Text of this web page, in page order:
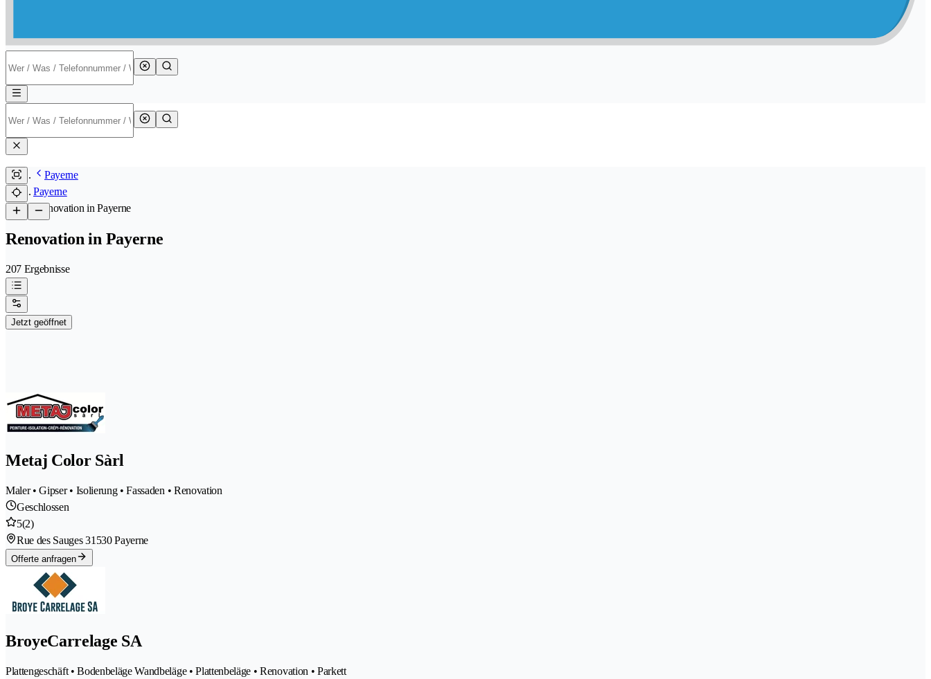
Payerne
Payerne
/Renovation in Payerne
Renovation in Payerne
207 Ergebnisse
Jetzt geöffnet
Metaj Color Sàrl
Maler • Gipser • Isolierung • Fassaden • Renovation
Geschlossen
5(2)
Rue des Sauges 31530 Payerne
Offerte anfragen
BroyeCarrelage SA
Plattengeschäft • Bodenbeläge Wandbeläge • Plattenbeläge • Renovation • Parkett